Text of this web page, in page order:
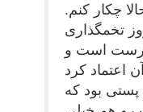
چکار کنم.
تخمگذاری
است و
پستی بود که